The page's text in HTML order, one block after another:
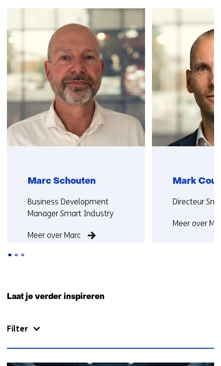
over
(Neem
contact
op
met
ons)
Marc Schouten
Functie:
Business Development
Manager Smart Industry
Meer over Marc
Mark
Functie:
Directeur
Meer over
Laat je verder inspireren
Filter